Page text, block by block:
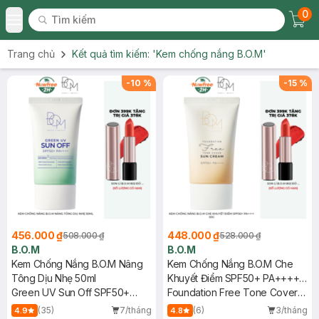
Toggle Menu
Tìm kiếm
Tìm kiếm
0
Trang chủ Kết quả tìm kiếm: 'Kem chống nắng B.O.M'
-10 %
456.000 ₫508.000 ₫
B.O.M
Kem Chống Nắng B.O.M Nâng
Tông Dịu Nhẹ 50ml
Green UV Sun Off SPF50+
PA++++
4.9 (35)
7/tháng
-15 %
448.000 ₫528.000 ₫
B.O.M
Kem Chống Nắng B.O.M Che
Khuyết Điểm SPF50+ PA++++
50g
Foundation Free Tone Cover
Sun Cream
4.8 (6)
3/tháng